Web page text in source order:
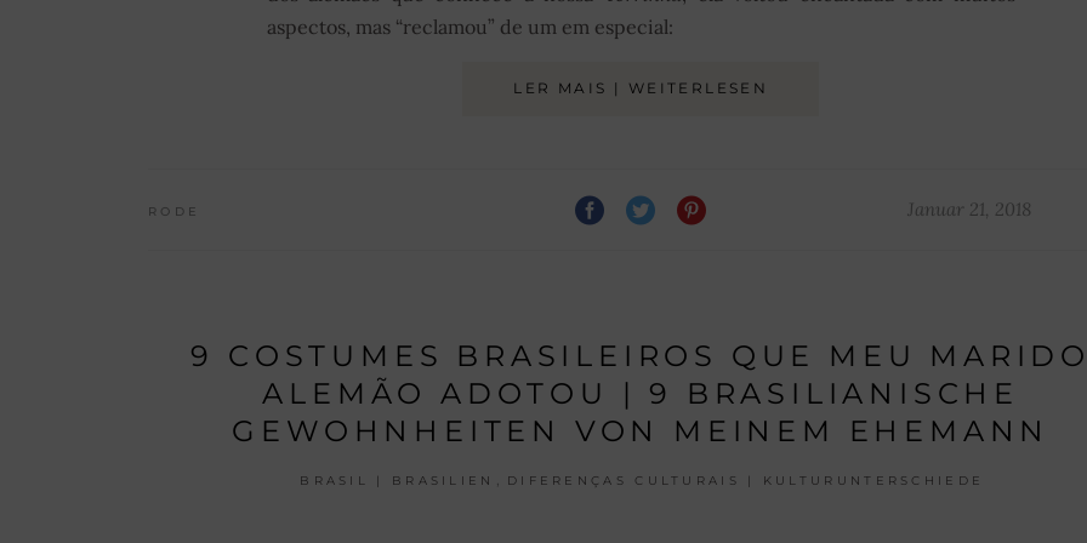
aspectos, mas “reclamou” de um em especial:
LER MAIS | WEITERLESEN
RODE Januar 21, 2018
9 COSTUMES BRASILEIROS QUE MEU
ALEMÃO ADOTOU | 9 BRASILIANISCHE
GEWOHNHEITEN VON MEINEM EHEMANN
BRASIL | BRASILIEN , DIFERENÇAS CULTURAIS | KULTURUNTERSCHIEDE